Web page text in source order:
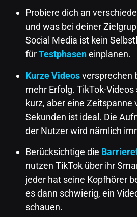
Probiere dich an
und was bei deiner
Social Media ist kein
fürTestphaseneinplanen.
Kurze Videosversprechen
mehr Erfolg. TikTok-
kurz, aber eine Zeitspanne
Sekunden ist ideal. Die
der Nutzer wird nämlich
Berücksichtige die
nutzen TikTok über ihr
jeder hat seine Kopfhörer
es dann schwierig, ein
schauen.